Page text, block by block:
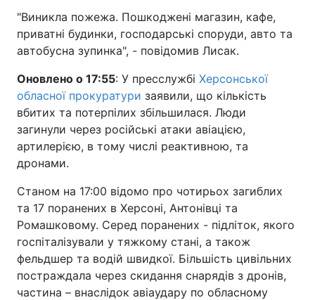
"Виникла пожежа. Пошкоджені магазин, кафе,
приватні будинки, господарські споруди, авто та
автобусна зупинка", - повідомив Лисак.
Оновлено о 17:55: У пресслужбі Херсонської
обласної прокуратури заявили, що кількість
вбитих та потерпілих збільшилася. Люди
загинули через російські атаки авіацією,
артилерією, в тому числі реактивною, та
дронами.
Станом на 17:00 відомо про чотирьох загиблих
та 17 поранених в Херсоні, Антонівці та
Ромашковому. Серед поранених - підліток, якого
госпіталізували у тяжкому стані, а також
фельдшер та водій швидкої. Більшість цивільних
постраждала через скидання снарядів з дронів,
частина – внаслідок авіаудару по обласному